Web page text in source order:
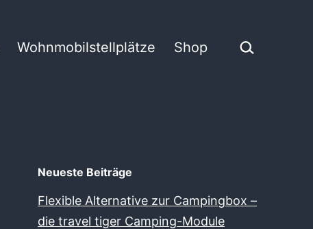
Wohnmobilstellplätze Shop Suchen …
Neueste Beiträge
Flexible Alternative zur Campingbox –
die travel tiger Camping-Module